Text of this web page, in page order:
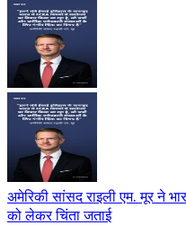
अमेरिकी सांसद राइली एम. मूर ने
को लेकर चिंता जताई